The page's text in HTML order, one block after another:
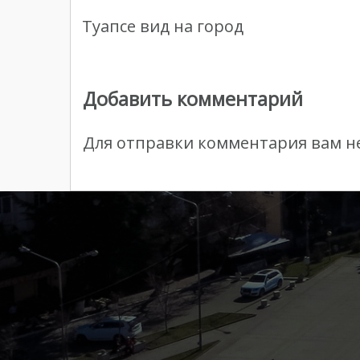
Туапсе вид на город
Добавить комментарий
Для отправки комментария вам